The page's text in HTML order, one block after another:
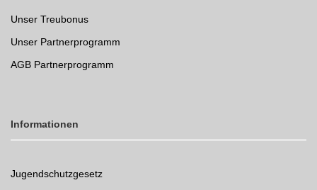
Unser Treubonus
Unser Partnerprogramm
AGB Partnerprogramm
Informationen
Jugendschutzgesetz